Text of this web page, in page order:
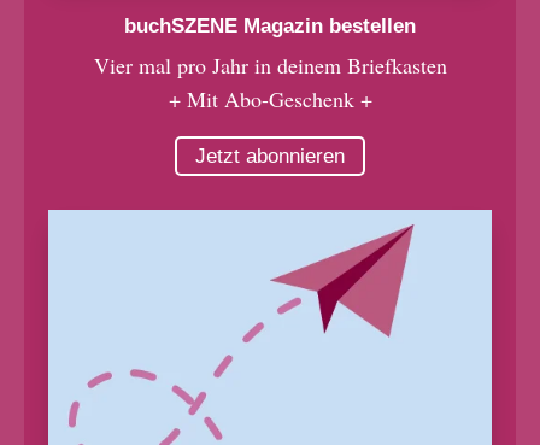
buchSZENE Magazin bestellen
Vier mal pro Jahr in deinem Briefkasten
+ Mit Abo-Geschenk +
Jetzt abonnieren